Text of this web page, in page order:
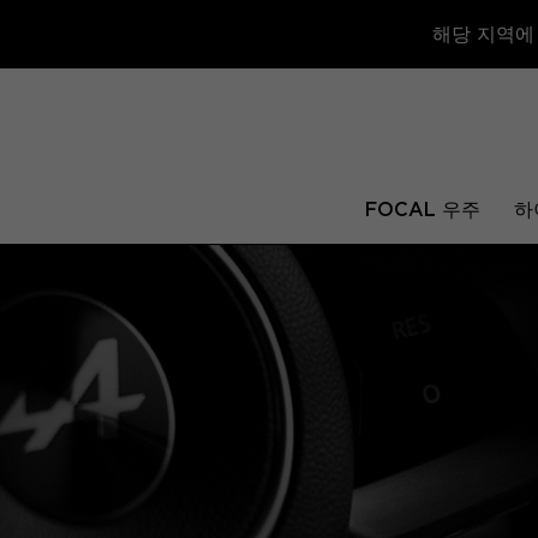
해당 지역
FOCAL 우주 하